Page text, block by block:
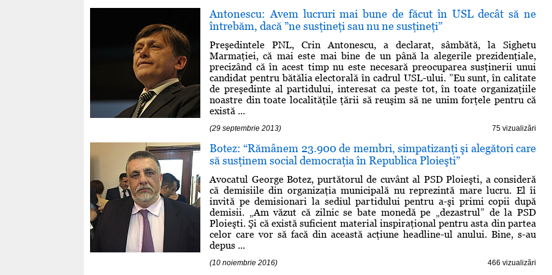
Antonescu: Avem lucruri mai bune de făcut în USL decât să ne
întrebăm, dacă ”ne susţineţi sau nu ne susţineţi”
Preşedintele PNL, Crin Antonescu, a declarat, sâmbătă, la Sighetu
Marmaţiei, că mai este mai bine de un până la alegerile prezidenţiale,
precizând că în acest timp nu este necesară preocuparea susţinerii unui
candidat pentru bătălia electorală în cadrul USL-ului. ”Eu sunt, în calitate
de preşedinte al partidului, interesat ca peste tot, în toate organizaţiile
noastre din toate localităţile ţării să reuşim să ne unim forţele pentru că
există ...
(29 septembrie 2013) 75 vizualizări
Botez: “Rămânem 23.900 de membri, simpatizanţi şi alegători care
să susţinem social democraţia în Republica Ploieşti”
Avocatul George Botez, purtătorul de cuvânt al PSD Ploieşti, a consideră
că demisiile din organizaţia municipală nu reprezintă mare lucru. El îi
invită pe demisionari la sediul partidului pentru a-şi primi copii după
demisii. „Am văzut că zilnic se bate monedă pe „dezastrul” de la PSD
Ploieşti. Şi că există suficient material inspiraţional pentru asta din partea
celor care vor să facă din această acţiune headline-ul anului. Bine, s-au
depus ...
(10 noiembrie 2016) 466 vizualizări